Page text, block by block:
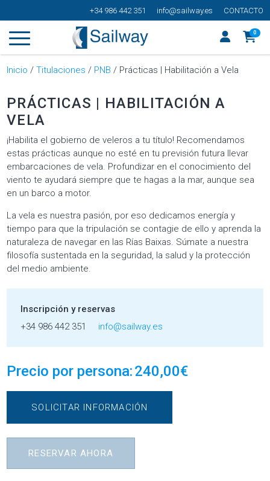
+34 986 442 351 info@sailway.es CONTACTO
0
Inicio /Titulaciones / PNB / Prácticas | Habilitación a Vela
PRÁCTICAS | HABILITACIÓN A
VELA
¡Habilita el gobierno de veleros a tu título! Recomendamos
estas prácticas aunque no esté en tu previsión futura llevar
embarcaciones de vela. Profundizar en el conocimiento del
viento te ayudará siempre que te hagas a la mar, aunque sea
en un barco a motor.
La vela es nuestra pasión, por eso dedicamos energía y
tiempo para que la tripulación se contagie de ello y aprenda la
naturaleza de navegar en las Rías Baixas. Súmate a nuestra
filosofía sustentada en la seguridad, la salud y la protección
del medio ambiente.
Inscripción y reservas
+34 986 442 351
info@sailway.es
Precio por persona:240,00€
SOLICITAR INFORMACIÓN
RESERVAR AHORA